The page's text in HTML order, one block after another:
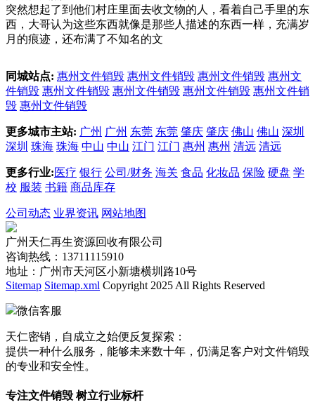
突然想起了到他们村庄里面去收文物的人，看着自己手里的东
西，大哥认为这些东西就像是那些人描述的东西一样，充满岁
月的痕迹，还布满了不知名的文
同城站点: 惠州文件销毁 惠州文件销毁 惠州文件销毁 惠州文
件销毁 惠州文件销毁 惠州文件销毁 惠州文件销毁 惠州文件销
毁 惠州文件销毁
更多城市主站: 广州 广州 东莞 东莞 肇庆 肇庆 佛山 佛山 深圳
深圳 珠海 珠海 中山 中山 江门 江门 惠州 惠州 清远 清远
更多行业:医疗 银行 公司/财务 海关 食品 化妆品 保险 硬盘 学
校 服装 书籍 商品库存
公司动态 业界资讯 网站地图
广州天仁再生资源回收有限公司
咨询热线：13711115910
地址：广州市天河区小新塘横圳路10号
Sitemap Sitemap.xml Copyright 2025 All Rights Reserved
微信客服
天仁密销，自成立之始便反复探索：
提供一种什么服务，能够未来数十年，仍满足客户对文件销毁
的专业和安全性。
专注文件销毁 树立行业标杆